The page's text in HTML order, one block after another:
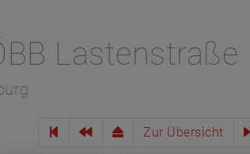
Lastenstraße
Zur Übersicht